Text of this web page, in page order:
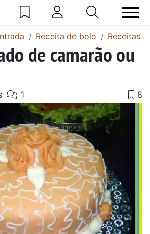
Receita de bolo Receitas
de camarão ou